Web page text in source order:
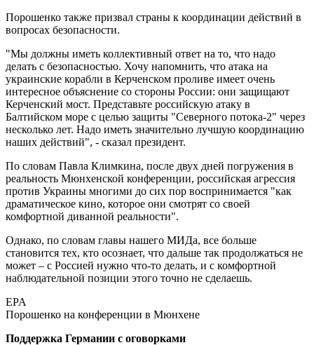
Порошенко также призвал страны к координации действий в
вопросах безопасности.
"Мы должны иметь коллективный ответ на то, что надо
делать с безопасностью. Хочу напомнить, что атака на
украинские корабли в Керченском проливе имеет очень
интересное объяснение со стороны России: они защищают
Керченский мост. Представьте российскую атаку в
Балтийском море с целью защиты "Северного потока-2" через
несколько лет. Надо иметь значительно лучшую координацию
наших действий", - сказал президент.
По словам Павла Климкина, после двух дней погружения в
реальность Мюнхенской конференции, российская агрессия
против Украины многими до сих пор воспринимается "как
драматическое кино, которое они смотрят со своей
комфортной диванной реальности".
Однако, по словам главы нашего МИДа, все больше
становится тех, кто осознает, что дальше так продолжаться не
может – с Россией нужно что-то делать, и с комфортной
наблюдательной позиции этого точно не сделаешь.
EPA
Порошенко на конференции в Мюнхене
Поддержка Германии с оговорками